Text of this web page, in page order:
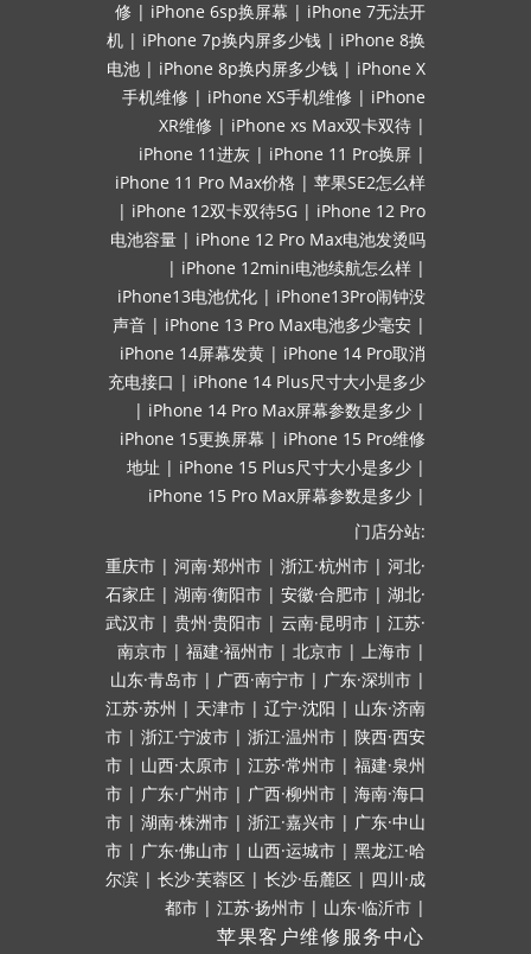
修 | iPhone 6sp换屏幕 | iPhone 7无法开
机 | iPhone 7p换内屏多少钱 | iPhone 8换
电池 | iPhone 8p换内屏多少钱 | iPhone X
手机维修 | iPhone XS手机维修 | iPhone
XR维修 | iPhone xs Max双卡双待 |
iPhone 11进灰 | iPhone 11 Pro换屏 |
iPhone 11 Pro Max价格 | 苹果SE2怎么样
| iPhone 12双卡双待5G | iPhone 12 Pro
电池容量 | iPhone 12 Pro Max电池发烫吗
| iPhone 12mini电池续航怎么样 |
iPhone13电池优化 | iPhone13Pro闹钟没
声音 | iPhone 13 Pro Max电池多少毫安 |
iPhone 14屏幕发黄 | iPhone 14 Pro取消
充电接口 | iPhone 14 Plus尺寸大小是多少
| iPhone 14 Pro Max屏幕参数是多少 |
iPhone 15更换屏幕 | iPhone 15 Pro维修
地址 | iPhone 15 Plus尺寸大小是多少 |
iPhone 15 Pro Max屏幕参数是多少 |
门店分站:
重庆市 | 河南·郑州市 | 浙江·杭州市 | 河北·
石家庄 | 湖南·衡阳市 | 安徽·合肥市 | 湖北·
武汉市 | 贵州·贵阳市 | 云南·昆明市 | 江苏·
南京市 | 福建·福州市 | 北京市 | 上海市 |
山东·青岛市 | 广西·南宁市 | 广东·深圳市 |
江苏·苏州 | 天津市 | 辽宁·沈阳 | 山东·济南
市 | 浙江·宁波市 | 浙江·温州市 | 陕西·西安
市 | 山西·太原市 | 江苏·常州市 | 福建·泉州
市 | 广东·广州市 | 广西·柳州市 | 海南·海口
市 | 湖南·株洲市 | 浙江·嘉兴市 | 广东·中山
市 | 广东·佛山市 | 山西·运城市 | 黑龙江·哈
尔滨 | 长沙·芙蓉区 | 长沙·岳麓区 | 四川·成
都市 | 江苏·扬州市 | 山东·临沂市 |
苹果客户维修服务中心